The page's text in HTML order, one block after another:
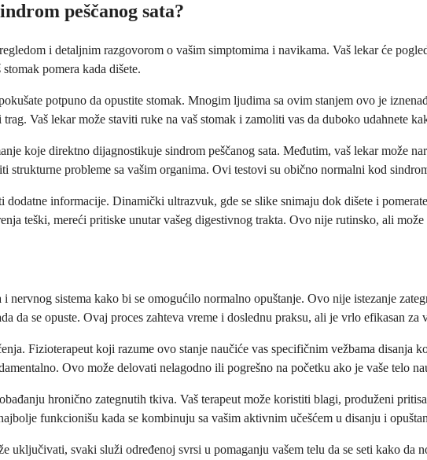
peščanog sata?
i detaljnim razgovorom o vašim simptomima i navikama. Vaš lekar će
pomera kada dišete.
potpuno da opustite stomak. Mnogim ljudima sa ovim stanjem ovo je
Vaš lekar može staviti ruke na vaš stomak i zamoliti vas da duboko udahnete
koje direktno dijagnostikuje sindrom peščanog sata. Međutim, vaš lekar može
probleme sa vašim organima. Ovi testovi su obično normalni kod
dodatne informacije. Dinamički ultrazvuk, gde se slike snimaju dok dišete i
teški, mereći pritiske unutar vašeg digestivnog trakta. Ovo nije rutinsko, ali
nervnog sistema kako bi se omogućilo normalno opuštanje. Ovo nije istezanje
da se opuste. Ovaj proces zahteva vreme i doslednu praksu, ali je vrlo efikasan za
Fizioterapeut koji razume ovo stanje naučiće vas specifičnim vežbama disanja
Ovo može delovati nelagodno ili pogrešno na početku ako je vaše telo
hronično zategnutih tkiva. Vaš terapeut može koristiti blagi, produženi
funkcionišu kada se kombinuju sa vašim aktivnim učešćem u disanju i
uključivati, svaki služi određenoj svrsi u pomaganju vašem telu da se seti kako da